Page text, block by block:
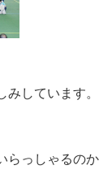
しています。
らっしゃるのか